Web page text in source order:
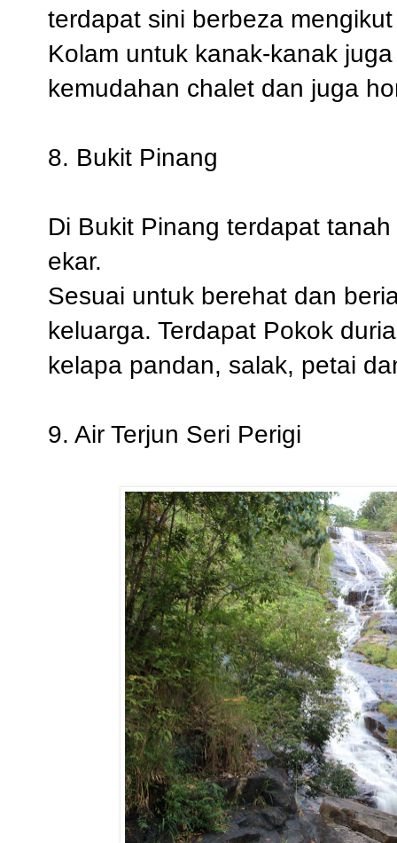
terdapat sini berbeza
Kolam untuk kanak-kanak
kemudahan chalet dan juga
8. Bukit Pinang
Di Bukit Pinang terdapat
ekar.
Sesuai untuk berehat dan
keluarga. Terdapat Pokok
kelapa pandan, salak, petai
9. Air Terjun Seri Perigi